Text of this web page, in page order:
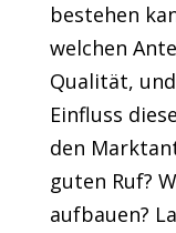
bestehen
welchen
Qualität,
Einfluss
den
guten Ruf?
aufbauen?